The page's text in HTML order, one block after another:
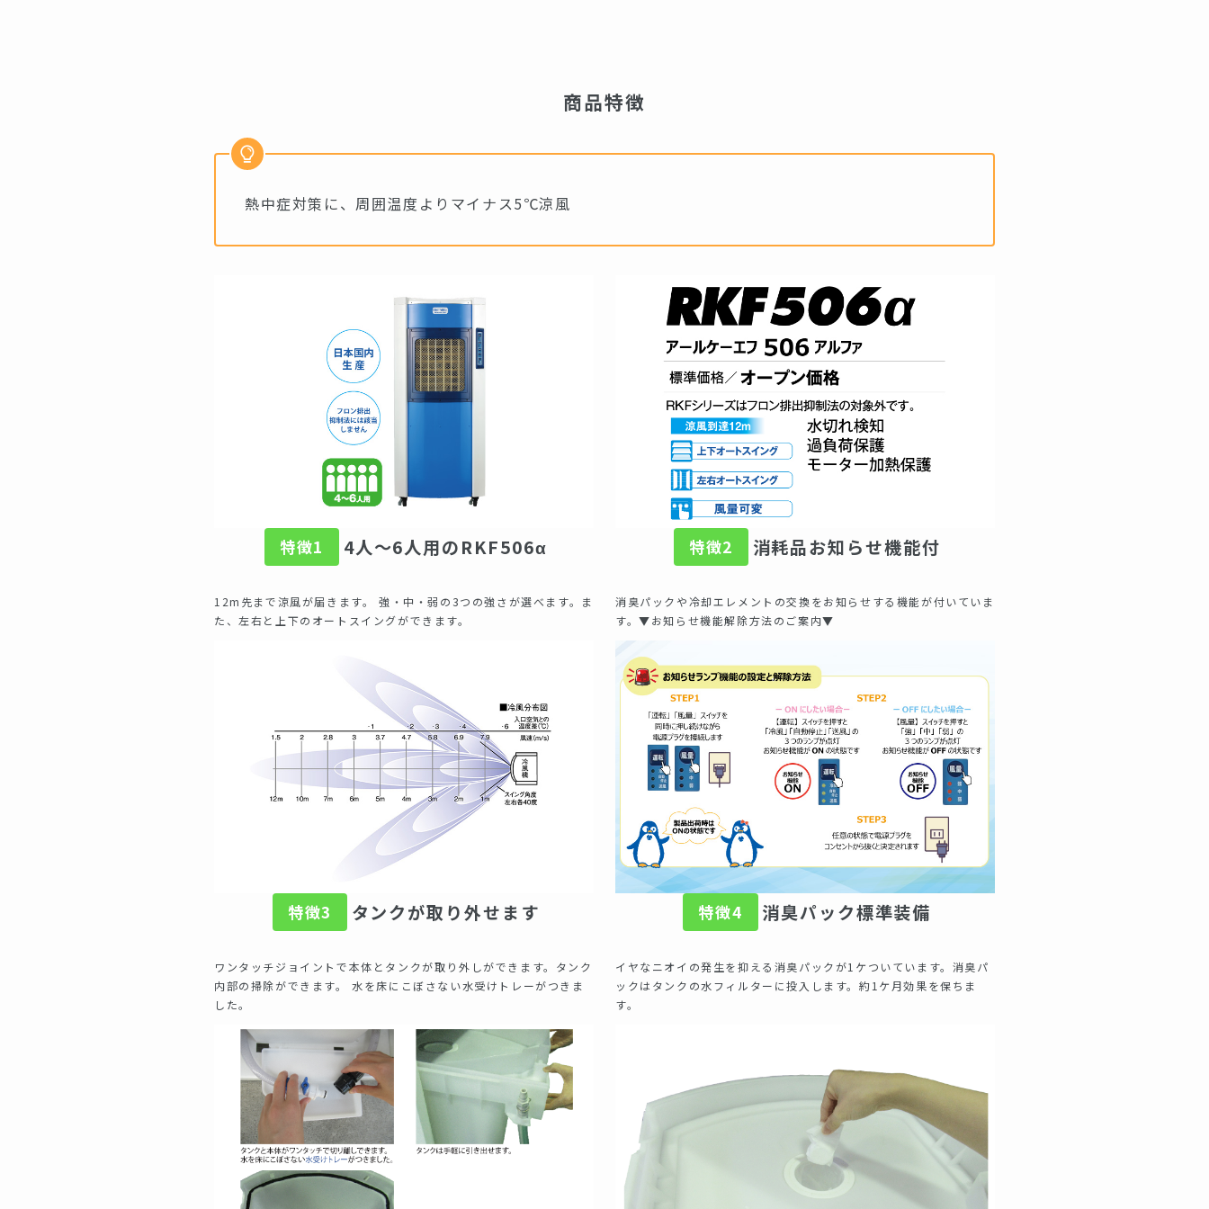
商品特徴
熱中症対策に、周囲温度よりマイナス5℃涼風
特徴1 4人～6人用のRKF506α
12m先まで涼風が届きます。 強・中・弱の3つの強さが選べます。ま
た、左右と上下のオートスイングができます。
特徴2 消耗品お知らせ機能付
消臭パックや冷却エレメントの交換をお知らせする機能が付いていま
す。▼お知らせ機能解除方法のご案内▼
特徴3 タンクが取り外せます
ワンタッチジョイントで本体とタンクが取り外しができます。タンク
内部の掃除ができます。 水を床にこぼさない水受けトレーがつきま
した。
特徴4 消臭パック標準装備
イヤなニオイの発生を抑える消臭パックが1ケついています。消臭パ
ックはタンクの水フィルターに投入します。約1ケ月効果を保ちま
す。